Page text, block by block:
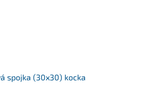
spojka (30x30) kocka